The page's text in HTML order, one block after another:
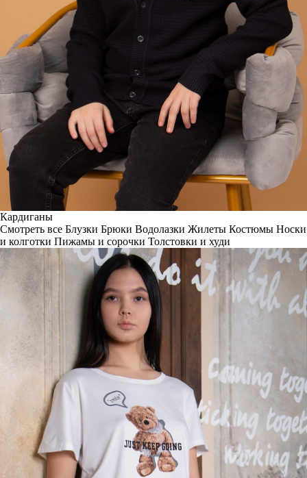
Кардиганы
Смотреть все Блузки Брюки Водолазки Жилеты Костюмы Носки
и колготки Пижамы и сорочки Толстовки и худи